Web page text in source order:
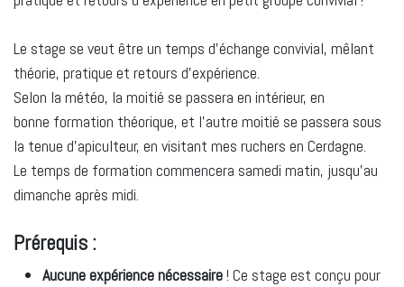
Le stage se veut être un temps d'échange convivial, mêlant
théorie, pratique et retours d'expérience.
Selon la météo, la moitié se passera en intérieur, en
bonne formation théorique, et l'autre moitié se passera sous
la tenue d'apiculteur, en visitant mes ruchers en Cerdagne.
Le temps de formation commencera samedi matin, jusqu'au
dimanche après midi.
Prérequis :
Aucune expérience nécessaire! Ce stage est conçu pour